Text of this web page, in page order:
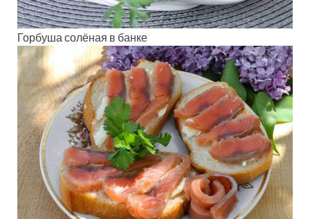
Горбуша солёная в банке